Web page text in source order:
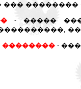
���
- �����
�������� -